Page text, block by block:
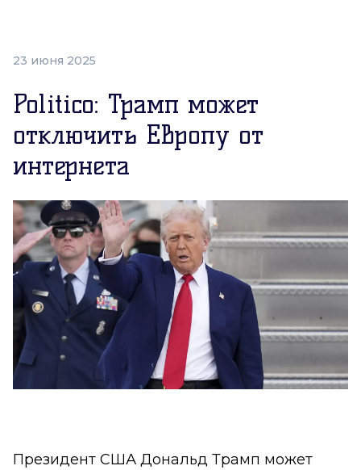
23 июня 2025
Politico: Трамп может
отключить Европу от
интернета
Президент США Дональд Трамп может